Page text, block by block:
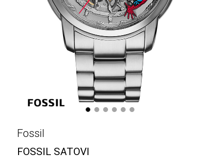
1 2 3 4 5 6
Fossil
FOSSIL SATOVI